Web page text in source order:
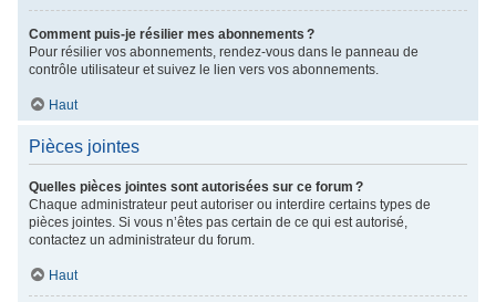
Comment puis-je résilier mes abonnements ?
Pour résilier vos abonnements, rendez-vous dans le panneau de
contrôle utilisateur et suivez le lien vers vos abonnements.
Haut
Pièces jointes
Quelles pièces jointes sont autorisées sur ce forum ?
Chaque administrateur peut autoriser ou interdire certains types de
pièces jointes. Si vous n’êtes pas certain de ce qui est autorisé,
contactez un administrateur du forum.
Haut